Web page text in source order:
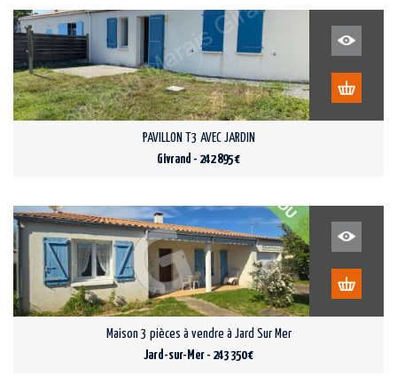
PAVILLON T3 AVEC JARDIN
Givrand - 242 895 €
Maison 3 pièces à vendre à Jard Sur Mer
Jard-sur-Mer - 243 350 €